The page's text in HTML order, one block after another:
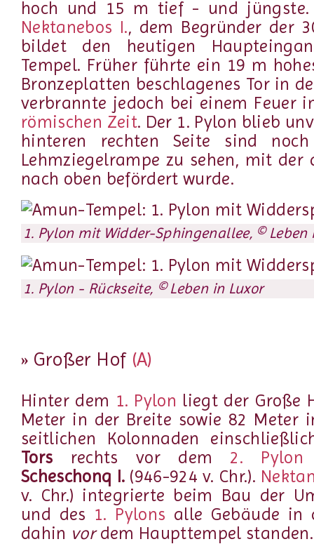
hoch und 15 m tief - und
Nektanebos I., dem Begründer der
bildet den heutigen
Tempel. Früher führte ein 19 m
Bronzeplatten beschlagenes Tor in
verbrannte jedoch bei einem Feuer
römischen Zeit. Der 1. Pylon blieb
hinteren rechten Seite sind
Lehmziegelrampe zu sehen, mit der
nach oben befördert wurde.
1. Pylon mit Widder-Sphingenallee, © Leben
1. Pylon - Rückseite, © Leben in Luxor
» Großer Hof (A)
Hinter dem 1. Pylon liegt der Große
Meter in der Breite sowie 82 Meter
seitlichen Kolonnaden
Tors rechts vor dem 2. Pylon
Scheschonq I. (946-924 v. Chr.).
v. Chr.) integrierte beim Bau der
und des 1. Pylons alle Gebäude in
dahin vordem Haupttempel standen.